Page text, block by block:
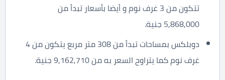
تتكون من 3 غرف نوم و أيضا بأسعار تبدأ من
5,868,000 جنية.
دوبلكس بمساحات تبدأ من 308 متر مربع يتكون من 4
غرف نوم كما يتراوح السعر به من 9,162,710 جنية.